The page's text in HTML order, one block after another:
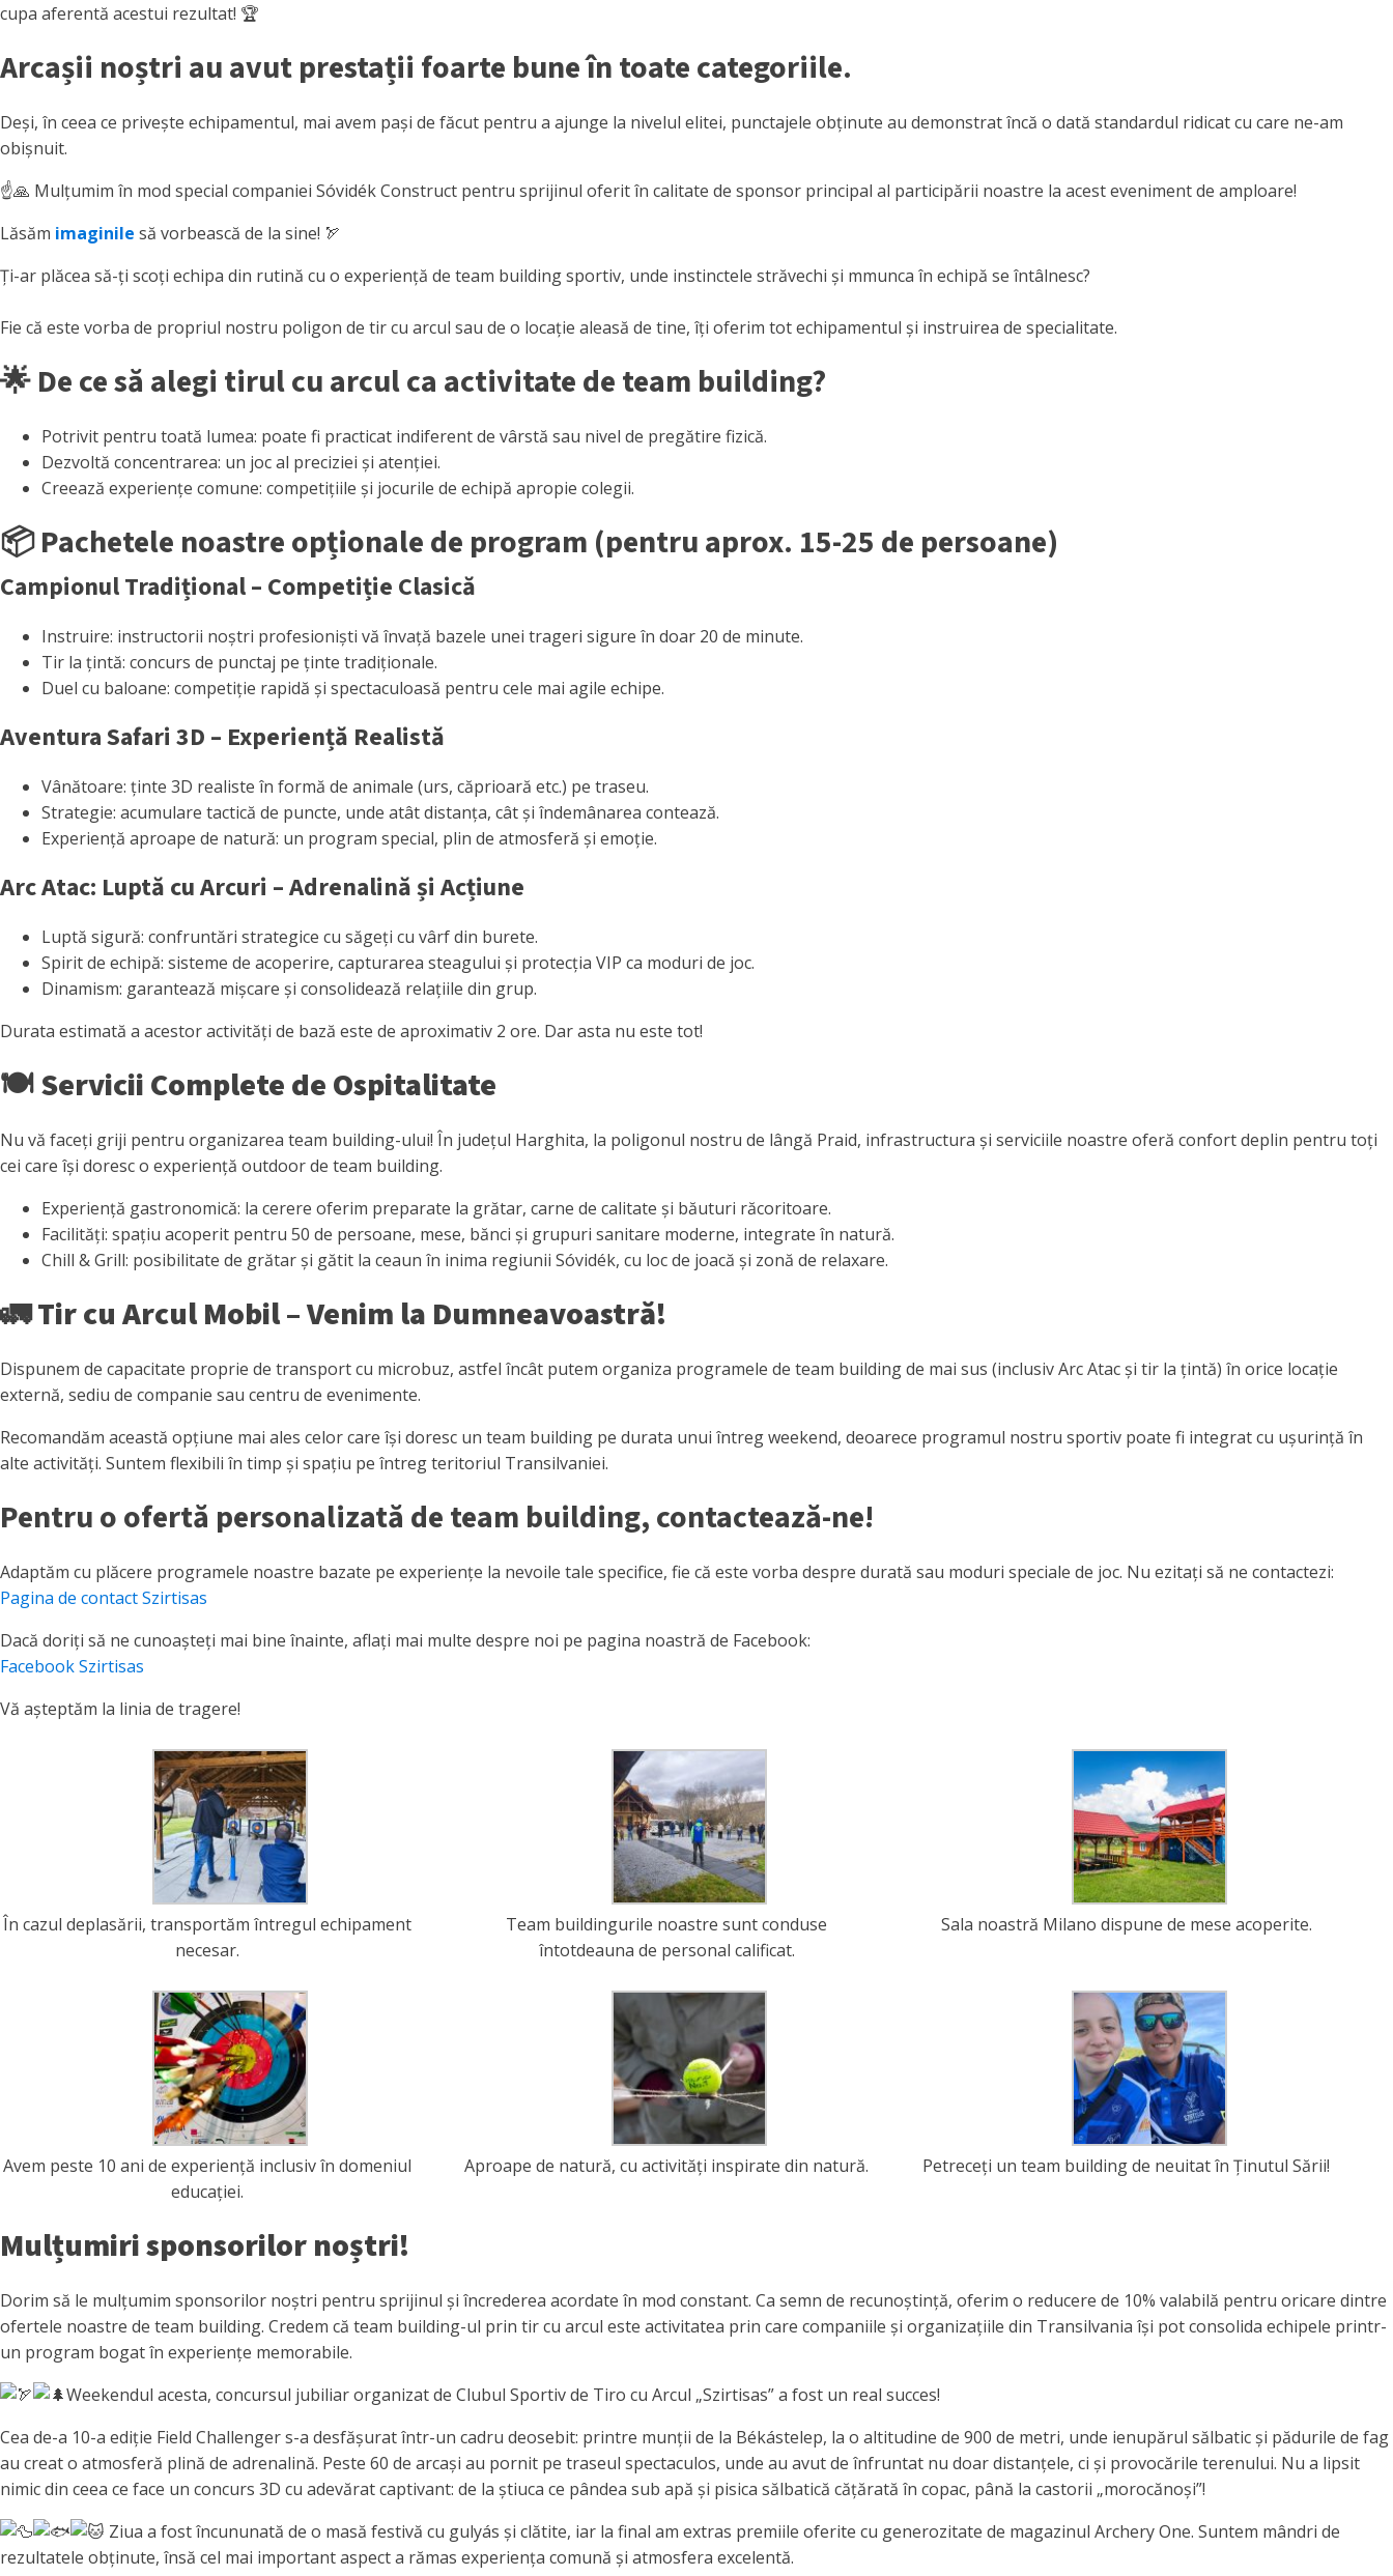
cupa aferentă acestui rezultat! 🏆
Arcașii noștri au avut prestații foarte bune în toate categoriile.
Deși, în ceea ce privește echipamentul, mai avem pași de făcut pentru a ajunge la nivelul elitei, punctajele obținute au demonstrat încă o dată standardul ridicat cu care ne-am
obișnuit.
☝️🙏 Mulțumim în mod special companiei Sóvidék Construct pentru sprijinul oferit în calitate de sponsor principal al participării noastre la acest eveniment de amploare!
Lăsăm imaginile să vorbească de la sine! 🏹
Ți-ar plăcea să-ți scoți echipa din rutină cu o experiență de team building sportiv, unde instinctele străvechi și mmunca în echipă se întâlnesc?
Fie că este vorba de propriul nostru poligon de tir cu arcul sau de o locație aleasă de tine, îți oferim tot echipamentul și instruirea de specialitate.
🌟 De ce să alegi tirul cu arcul ca activitate de team building?
Potrivit pentru toată lumea: poate fi practicat indiferent de vârstă sau nivel de pregătire fizică.
Dezvoltă concentrarea: un joc al preciziei și atenției.
Creează experiențe comune: competițiile și jocurile de echipă apropie colegii.
📦 Pachetele noastre opționale de program (pentru aprox. 15-25 de persoane)
Campionul Tradițional – Competiție Clasică
Instruire: instructorii noștri profesioniști vă învață bazele unei trageri sigure în doar 20 de minute.
Tir la țintă: concurs de punctaj pe ținte tradiționale.
Duel cu baloane: competiție rapidă și spectaculoasă pentru cele mai agile echipe.
Aventura Safari 3D – Experiență Realistă
Vânătoare: ținte 3D realiste în formă de animale (urs, căprioară etc.) pe traseu.
Strategie: acumulare tactică de puncte, unde atât distanța, cât și îndemânarea contează.
Experiență aproape de natură: un program special, plin de atmosferă și emoție.
Arc Atac: Luptă cu Arcuri – Adrenalină și Acțiune
Luptă sigură: confruntări strategice cu săgeți cu vârf din burete.
Spirit de echipă: sisteme de acoperire, capturarea steagului și protecția VIP ca moduri de joc.
Dinamism: garantează mișcare și consolidează relațiile din grup.
Durata estimată a acestor activități de bază este de aproximativ 2 ore. Dar asta nu este tot!
🍽️Servicii Complete de Ospitalitate
Nu vă faceți griji pentru organizarea team building-ului! În județul Harghita, la poligonul nostru de lângă Praid, infrastructura și serviciile noastre oferă confort deplin pentru toți
cei care își doresc o experiență outdoor de team building.
Experiență gastronomică: la cerere oferim preparate la grătar, carne de calitate și băuturi răcoritoare.
Facilități: spațiu acoperit pentru 50 de persoane, mese, bănci și grupuri sanitare moderne, integrate în natură.
Chill & Grill: posibilitate de grătar și gătit la ceaun în inima regiunii Sóvidék, cu loc de joacă și zonă de relaxare.
🚛Tir cu Arcul Mobil – Venim la Dumneavoastră!
Dispunem de capacitate proprie de transport cu microbuz, astfel încât putem organiza programele de team building de mai sus (inclusiv Arc Atac și tir la țintă) în orice locație
externă, sediu de companie sau centru de evenimente.
Recomandăm această opțiune mai ales celor care își doresc un team building pe durata unui întreg weekend, deoarece programul nostru sportiv poate fi integrat cu ușurință în
alte activități. Suntem flexibili în timp și spațiu pe întreg teritoriul Transilvaniei.
Pentru o ofertă personalizată de team building, contactează-ne!
Adaptăm cu plăcere programele noastre bazate pe experiențe la nevoile tale specifice, fie că este vorba despre durată sau moduri speciale de joc. Nu ezitați să ne contactezi:
Pagina de contact Szirtisas
Dacă doriți să ne cunoașteți mai bine înainte, aflați mai multe despre noi pe pagina noastră de Facebook:
Facebook Szirtisas
Vă așteptăm la linia de tragere!
În cazul deplasării, transportăm întregul echipament
necesar.
Team buildingurile noastre sunt conduse
întotdeauna de personal calificat.
Sala noastră Milano dispune de mese acoperite.
Avem peste 10 ani de experiență inclusiv în domeniul
educației.
Aproape de natură, cu activități inspirate din natură. Petreceți un team building de neuitat în Ținutul Sării!
Mulțumiri sponsorilor noștri!
Dorim să le mulțumim sponsorilor noștri pentru sprijinul și încrederea acordate în mod constant. Ca semn de recunoștință, oferim o reducere de 10% valabilă pentru oricare dintre
ofertele noastre de team building. Credem că team building-ul prin tir cu arcul este activitatea prin care companiile și organizațiile din Transilvania își pot consolida echipele printr-
un program bogat în experiențe memorabile.
Weekendul acesta, concursul jubiliar organizat de Clubul Sportiv de Tiro cu Arcul „Szirtisas” a fost un real succes!
Cea de-a 10-a ediție Field Challenger s-a desfășurat într-un cadru deosebit: printre munții de la Békástelep, la o altitudine de 900 de metri, unde ienupărul sălbatic și pădurile de fag
au creat o atmosferă plină de adrenalină. Peste 60 de arcași au pornit pe traseul spectaculos, unde au avut de înfruntat nu doar distanțele, ci și provocările terenului. Nu a lipsit
nimic din ceea ce face un concurs 3D cu adevărat captivant: de la știuca ce pândea sub apă și pisica sălbatică cățărată în copac, până la castorii „morocănoși”!
Ziua a fost încununată de o masă festivă cu gulyás și clătite, iar la final am extras premiile oferite cu generozitate de magazinul Archery One. Suntem mândri de
rezultatele obținute, însă cel mai important aspect a rămas experiența comună și atmosfera excelentă.